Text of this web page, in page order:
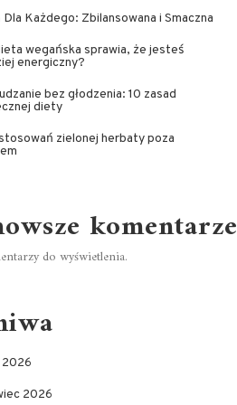
Każdego: Zbilansowana i Smaczna
wegańska sprawia, że jesteś
energiczny?
bez głodzenia: 10 zasad
diety
zielonej herbaty poza
komentarze
do wyświetlenia.
2026